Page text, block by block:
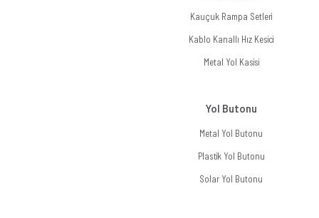
Kauçuk Rampa Setleri
Kablo Kanallı Hız Kesici
Metal Yol Kasisi
Yol Butonu
Metal Yol Butonu
Plastik Yol Butonu
Solar Yol Butonu